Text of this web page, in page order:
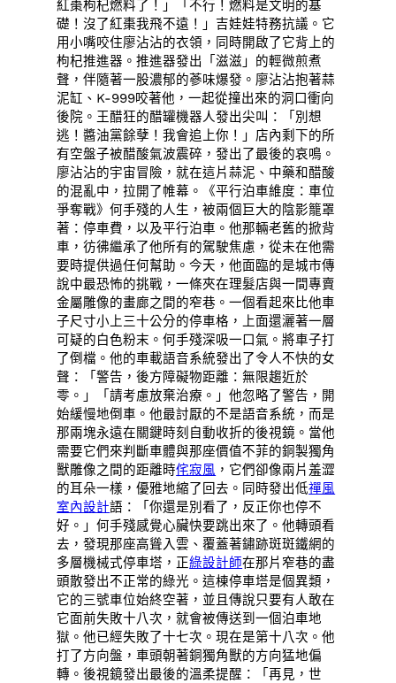
紅棗枸杞燃料了！」「不行！燃料是文明的基
礎！沒了紅棗我飛不遠！」吉娃娃特務抗議。它
用小嘴咬住廖沾沾的衣領，同時開啟了它背上的
枸杞推進器。推進器發出「滋滋」的輕微煎煮
聲，伴隨著一股濃郁的蔘味爆發。廖沾沾抱著蒜
泥缸、K-999咬著他，一起從撞出來的洞口衝向
後院。王醋狂的醋罐機器人發出尖叫：「別想
逃！醬油黨餘孽！我會追上你！」店內剩下的所
有空盤子被醋酸氣波震碎，發出了最後的哀鳴。
廖沾沾的宇宙冒險，就在這片蒜泥、中藥和醋酸
的混亂中，拉開了帷幕。《平行泊車維度：車位
爭奪戰》何手殘的人生，被兩個巨大的陰影籠罩
著：停車費，以及平行泊車。他那輛老舊的掀背
車，彷彿繼承了他所有的駕駛焦慮，從未在他需
要時提供過任何幫助。今天，他面臨的是城市傳
說中最恐怖的挑戰，一條夾在理髮店與一間專賣
金屬雕像的畫廊之間的窄巷。一個看起來比他車
子尺寸小上三十公分的停車格，上面還灑著一層
可疑的白色粉末。何手殘深吸一口氣。將車子打
了倒檔。他的車載語音系統發出了令人不快的女
聲：「警告，後方障礙物距離：無限趨近於
零。」「請考慮放棄治療。」他忽略了警告，開
始緩慢地倒車。他最討厭的不是語音系統，而是
那兩塊永遠在關鍵時刻自動收折的後視鏡。當他
需要它們來判斷車體與那座價值不菲的銅製獨角
獸雕像之間的距離時侘寂風 ，它們卻像兩片羞澀
的耳朵一樣，優雅地縮了回去。同時發出低禪風
室內設計語：「你還是別看了，反正你也停不
好。」何手殘感覺心臟快要跳出來了。他轉頭看
去，發現那座高聳入雲、覆蓋著鏽跡斑斑鐵網的
多層機械式停車塔，正綠設計師在那片窄巷的盡
頭散發出不正常的綠光。這棟停車塔是個異類，
它的三號車位始終空著，並且傳說只要有人敢在
它面前失敗十八次，就會被傳送到一個泊車地
獄。他已經失敗了十七次。現在是第十八次。他
打了方向盤，車頭朝著銅獨角獸的方向猛地偏
轉。後視鏡發出最後的溫柔提醒：「再見，世